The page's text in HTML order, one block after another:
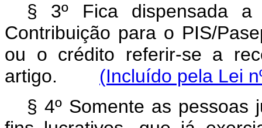
§ 3º Fica dispensada
Contribuição para o PIS/
ou o crédito referir-se a
artigo. (Incluído pela Lei
§ 4º Somente as pessoas